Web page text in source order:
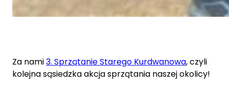
Za nami3. Sprzątanie Starego Kurdwanowa, czyli
kolejna sąsiedzka akcja sprzątania naszej okolicy!